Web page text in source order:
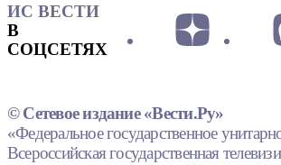
ИС ВЕСТИ
В
СОЦСЕТЯХ
© Сетевое издание «Вести.Ру»
«Федеральное государственное
Всероссийская государственная